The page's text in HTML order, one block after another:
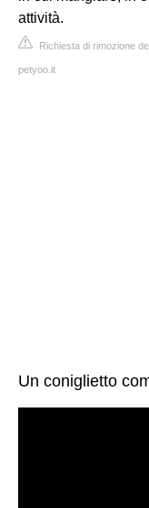
attività.
Richiesta di rimozione
petyoo.it
Un coniglietto